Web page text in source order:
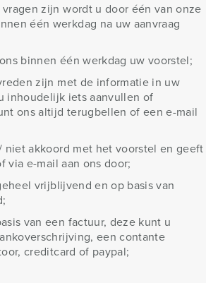
zijn wordt u door één van onze
één werkdag na uw aanvraag
binnen één werkdag uw voorstel;
zijn met de informatie in uw
inhoudelijk iets aanvullen of
ons altijd terugbellen of een e-mail
niet akkoord met het voorstel en geeft
via e-mail aan ons door;
vrijblijvend en op basis van
van een factuur, deze kunt u
een contante
creditcard of paypal;